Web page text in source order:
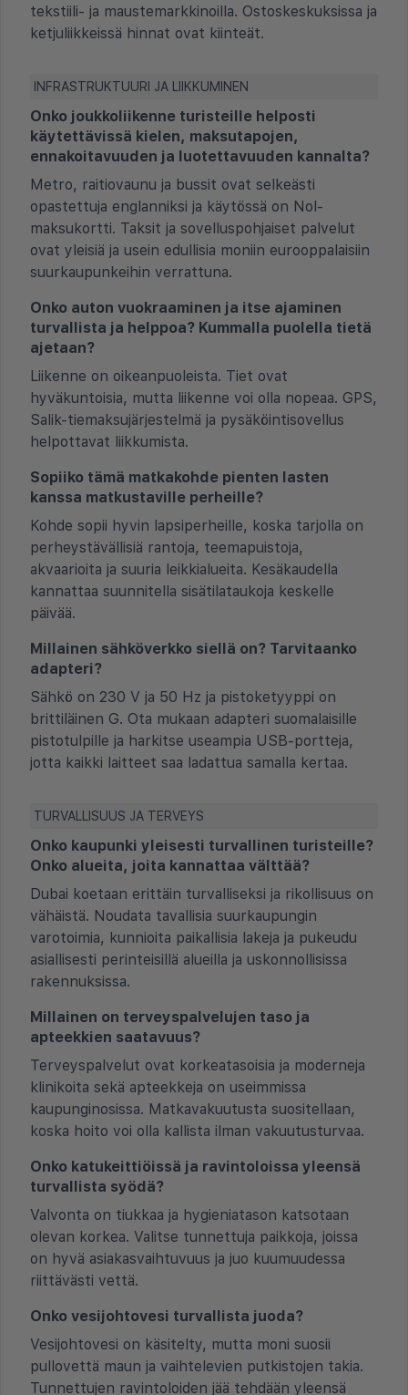
tekstiili- ja maustemarkkinoilla. Ostoskeskuksissa ja
ketjuliikkeissä hinnat ovat kiinteät.
INFRASTRUKTUURI JA LIIKKUMINEN
Onko joukkoliikenne turisteille helposti
käytettävissä kielen, maksutapojen,
ennakoitavuuden ja luotettavuuden kannalta?
Metro, raitiovaunu ja bussit ovat selkeästi
opastettuja englanniksi ja käytössä on Nol-
maksukortti. Taksit ja sovelluspohjaiset palvelut
ovat yleisiä ja usein edullisia moniin eurooppalaisiin
suurkaupunkeihin verrattuna.
Onko auton vuokraaminen ja itse ajaminen
turvallista ja helppoa? Kummalla puolella tietä
ajetaan?
Liikenne on oikeanpuoleista. Tiet ovat
hyväkuntoisia, mutta liikenne voi olla nopeaa. GPS,
Salik-tiemaksujärjestelmä ja pysäköintisovellus
helpottavat liikkumista.
Sopiiko tämä matkakohde pienten lasten
kanssa matkustaville perheille?
Kohde sopii hyvin lapsiperheille, koska tarjolla on
perheystävällisiä rantoja, teemapuistoja,
akvaarioita ja suuria leikkialueita. Kesäkaudella
kannattaa suunnitella sisätilataukoja keskelle
päivää.
Millainen sähköverkko siellä on? Tarvitaanko
adapteri?
Sähkö on 230 V ja 50 Hz ja pistoketyyppi on
brittiläinen G. Ota mukaan adapteri suomalaisille
pistotulpille ja harkitse useampia USB-portteja,
jotta kaikki laitteet saa ladattua samalla kertaa.
TURVALLISUUS JA TERVEYS
Onko kaupunki yleisesti turvallinen turisteille?
Onko alueita, joita kannattaa välttää?
Dubai koetaan erittäin turvalliseksi ja rikollisuus on
vähäistä. Noudata tavallisia suurkaupungin
varotoimia, kunnioita paikallisia lakeja ja pukeudu
asiallisesti perinteisillä alueilla ja uskonnollisissa
rakennuksissa.
Millainen on terveyspalvelujen taso ja
apteekkien saatavuus?
Terveyspalvelut ovat korkeatasoisia ja moderneja
klinikoita sekä apteekkeja on useimmissa
kaupunginosissa. Matkavakuutusta suositellaan,
koska hoito voi olla kallista ilman vakuutusturvaa.
Onko katukeittiöissä ja ravintoloissa yleensä
turvallista syödä?
Valvonta on tiukkaa ja hygieniatason katsotaan
olevan korkea. Valitse tunnettuja paikkoja, joissa
on hyvä asiakasvaihtuvuus ja juo kuumuudessa
riittävästi vettä.
Onko vesijohtovesi turvallista juoda?
Vesijohtovesi on käsitelty, mutta moni suosii
pullovettä maun ja vaihtelevien putkistojen takia.
Tunnettujen ravintoloiden jää tehdään yleensä